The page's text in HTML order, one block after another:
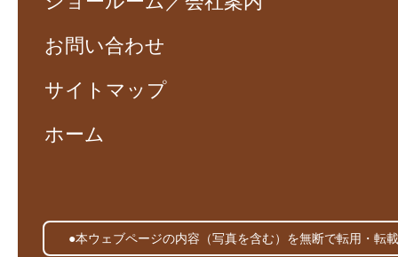
お問い合わせ
サイトマップ
ホーム
●本ウェブページの内容（写真を含む）を無断で転用・転